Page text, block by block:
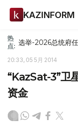
KAZINFORM
热
点: 选举-2026总统府
20:33, 05 5月 2014
“KazSat-3”卫
资金